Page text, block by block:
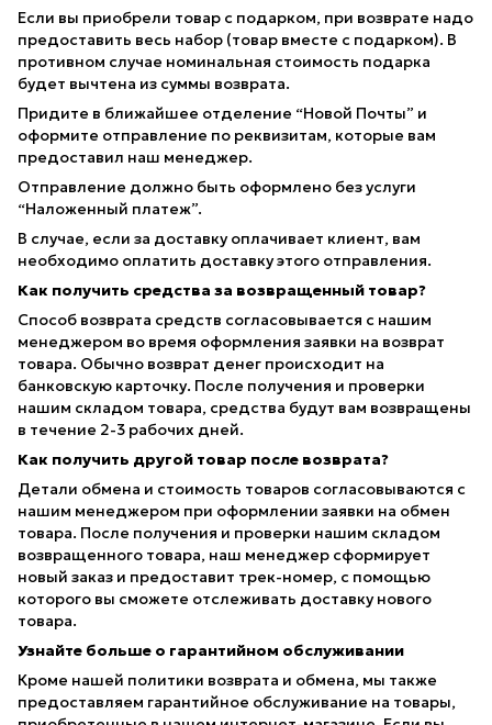
Если вы приобрели товар с подарком, при возврате надо
предоставить весь набор (товар вместе с подарком). В
противном случае номинальная стоимость подарка
будет вычтена из суммы возврата.
Придите в ближайшее отделение “Новой Почты” и
оформите отправление по реквизитам, которые вам
предоставил наш менеджер.
Отправление должно быть оформлено без услуги
“Наложенный платеж”.
В случае, если за доставку оплачивает клиент, вам
необходимо оплатить доставку этого отправления.
Как получить средства за возвращенный товар?
Способ возврата средств согласовывается с нашим
менеджером во время оформления заявки на возврат
товара. Обычно возврат денег происходит на
банковскую карточку. После получения и проверки
нашим складом товара, средства будут вам возвращены
в течение 2-3 рабочих дней.
Как получить другой товар после возврата?
Детали обмена и стоимость товаров согласовываются с
нашим менеджером при оформлении заявки на обмен
товара. После получения и проверки нашим складом
возвращенного товара, наш менеджер сформирует
новый заказ и предоставит трек-номер, с помощью
которого вы сможете отслеживать доставку нового
товара.
Узнайте больше о гарантийном обслуживании
Кроме нашей политики возврата и обмена, мы также
предоставляем гарантийное обслуживание на товары,